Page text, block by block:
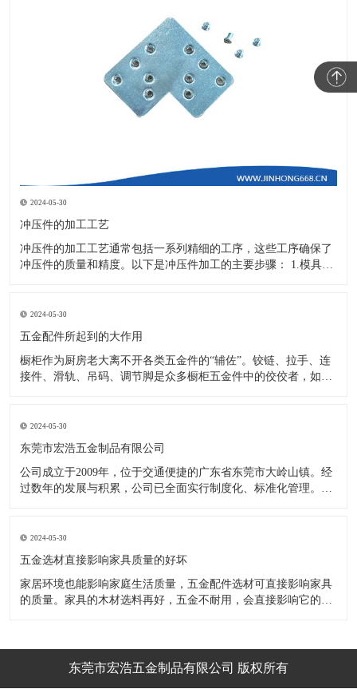
2024-05-30
冲压件的加工工艺
冲压件的加工工艺通常包括一系列精细的工序，这些工序确保了
冲压件的质量和精度。以下是冲压件加工的主要步骤： 1.模具设
开料与落料：在图纸上标注尺寸后，根据图纸要求选择合适的板
材。然
2024-05-30
五金配件所起到的大作用
橱柜作为厨房老大离不开各类五金件的“辅佐”。铰链、拉手、连
接件、滑轨、吊码、调节脚是众多橱柜五金件中的佼佼者，如果
调节脚，橱柜就像得了“软骨症”，站都站不直……五花八门的橱
柜五金件好
2024-05-30
东莞市宏浩五金制品有限公司
公司成立于2009年，位于交通便捷的广东省东莞市大岭山镇。经
过数年的发展与积累，公司已全面实行制度化、标准化管理。从
的改造创新，设计制造了一系列更加新颖、美观、更具时代潮流
的新
2024-05-30
五金选材直接影响家具质量的好坏
家居环境也能影响家庭生活质量，五金配件选材可直接影响家具
的质量。家具的木材选料再好，五金不耐用，会直接影响它的使
金、铝合金等。不同五金的加工工艺不同：钳工、表面涂覆处
理、焊接、机械加东莞市宏浩五金制品有限公司 版权所有